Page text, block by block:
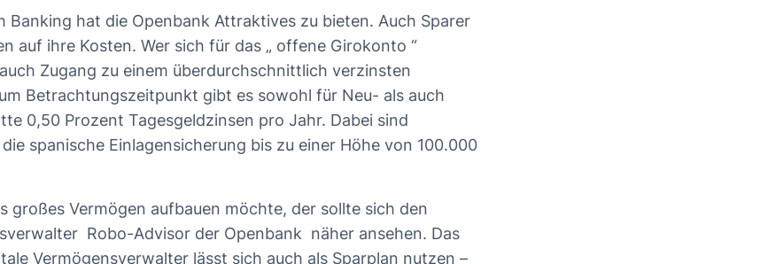
Banking hat die Openbank Attraktives zu bieten. Auch Sparer
auf ihre Kosten. Wer sich für das „ offene Girokonto “
Zugang zu einem überdurchschnittlich verzinsten
Betrachtungszeitpunkt gibt es sowohl für Neu- als auch
0,50 Prozent Tagesgeldzinsen pro Jahr. Dabei sind
spanische Einlagensicherung bis zu einer Höhe von 100.000
großes Vermögen aufbauen möchte, der sollte sich den
Robo-Advisor der Openbank näher ansehen. Das
Vermögensverwalter lässt sich auch als Sparplan nutzen –